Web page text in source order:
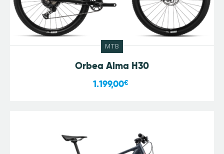
MTB
Orbea Alma H30
1.199,00€